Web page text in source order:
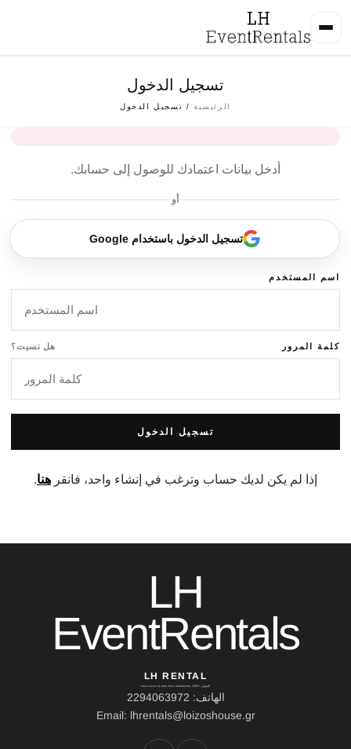
تسجيل الدخول
الرئيسية / تسجيل الدخول
أدخل بيانات اعتمادك للوصول إلى حسابك.
أو
تسجيل الدخول باستخدام Google
اسم المستخدم
كلمة المرور هل نسيت؟
تسجيل الدخول
إذا لم يكن لديك حساب وترغب في إنشاء واحد، فانقر هنا.
LH
EventRentals
LH RENTAL
العنوان: Ierou Loxou 10, Kato Souli, Marathonas, 19007
الهاتف: 2294063972
Email: lhrentals@loizoshouse.gr